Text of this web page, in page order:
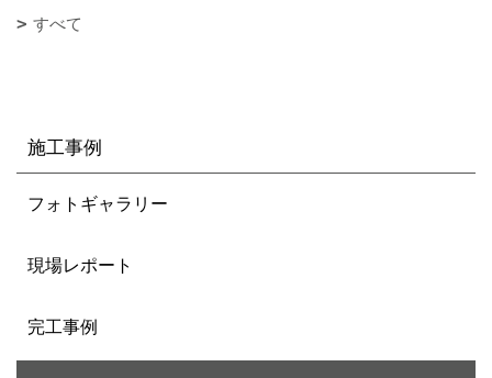
すべて
施工事例
フォトギャラリー
現場レポート
完工事例